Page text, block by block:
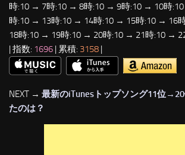
時:10 → 7時:10 → 8時:10 → 9時:10 → 10時
時:10 → 13時:10 → 14時:10 → 15時:10 → 16
18時:10 → 19時:10 → 20時:10 → 21時:10 →
| 指数: 1696 | 累積: 3158 |
NEXT → 最新のiTunesトップソング11位
たのは？